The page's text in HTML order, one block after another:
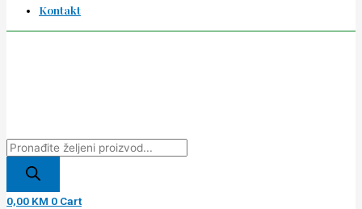
Kontakt
0,00 KM 0 Cart